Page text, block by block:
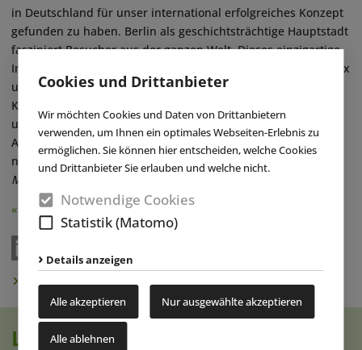
Cookies und Drittanbieter
Wir möchten Cookies und Daten von Drittanbietern
verwenden, um Ihnen ein optimales Webseiten-Erlebnis zu
ermöglichen. Sie können hier entscheiden, welche Cookies
und Drittanbieter Sie erlauben und welche nicht.
Notwendige Cookies
Statistik (Matomo)
Details anzeigen
Alle akzeptieren Nur ausgewählte akzeptieren
Alle ablehnen
in Deutschland für unser international erfolgreiches Konzept
gefunden zu haben. Berlin als geschichtsträchtige Hauptstadt
fasziniert Besucher aus der ganzen Welt. Dieses einzigartige
Immobilienprojekt mit seinem unvergleichlichen Angebotsmix
und der prominenten Lage direkt am berühmten
Kurfürstendamm hat uns begeistert. Ich freue mich sehr auf
unser unglaubliches Joint Venture und darauf, eine Mega-
Attraktion für Berlin zu schaffen. Bis 2024 wollen wir auch
nach Wien, Danzig und Singapur expandieren“, so
Magnusson
« Zurück
Newsletter abonnieren
Lesen Sie auch